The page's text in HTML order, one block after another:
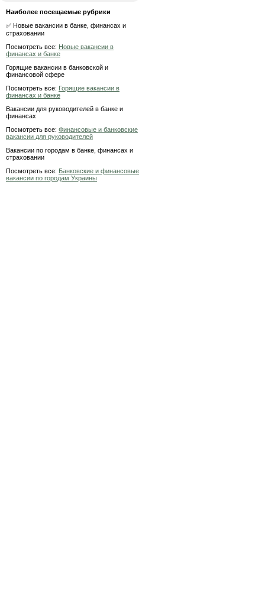
Наиболее посещаемые рубрики
✅ Новые вакансии в банке, финансах и
страховании
Посмотреть все: Новые вакансии в
финансах и банке
Горящие вакансии в банковской и
финансовой сфере
Посмотреть все: Горящие вакансии в
финансах и банке
Вакансии для руководителей в банке и
финансах
Посмотреть все: Финансовые и банковские
вакансии для руководителей
Вакансии по городам в банке, финансах и
страховании
Посмотреть все: Банковские и финансовые
вакансии по городам Украины